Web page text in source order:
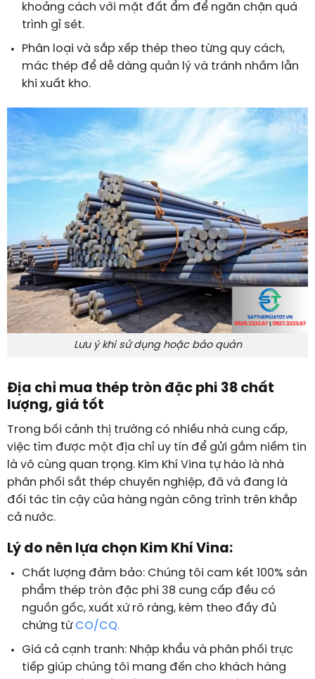
khoảng cách với mặt đất ẩm để ngăn chặn quá
trình gỉ sét.
Phân loại và sắp xếp thép theo từng quy cách,
mác thép để dễ dàng quản lý và tránh nhầm lẫn
khi xuất kho.
Lưu ý khi sử dụng hoặc bảo quản
Địa chỉ mua thép tròn đặc phi 38 chất
lượng, giá tốt
Trong bối cảnh thị trường có nhiều nhà cung cấp,
việc tìm được một địa chỉ uy tín để gửi gắm niềm tin
là vô cùng quan trọng. Kim Khí Vina tự hào là nhà
phân phối sắt thép chuyên nghiệp, đã và đang là
đối tác tin cậy của hàng ngàn công trình trên khắp
cả nước.
Lý do nên lựa chọn Kim Khí Vina:
Chất lượng đảm bảo:Chúng tôi cam kết 100% sản
phẩm thép tròn đặc phi 38 cung cấp đều có
nguồn gốc, xuất xứ rõ ràng, kèm theo đầy đủ
chứng từ CO/CQ.
Giá cả cạnh tranh:Nhập khẩu và phân phối trực
tiếp giúp chúng tôi mang đến cho khách hàng